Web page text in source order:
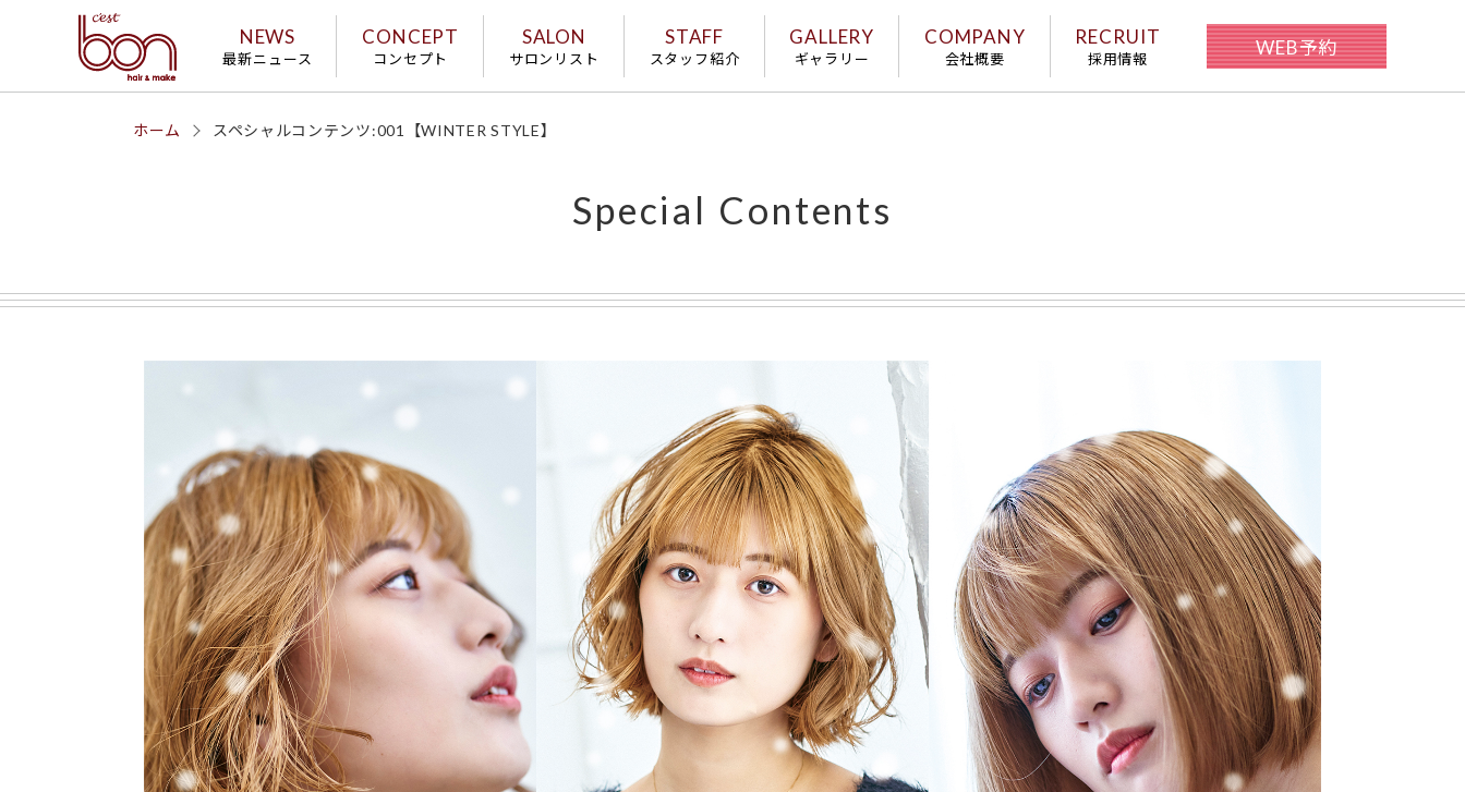
NEWS
最新ニュース
CONCEPT
コンセプト
SALON
サロンリスト
STAFF
スタッフ紹介
GALLERY
ギャラリー
COMPANY
会社概要
RECRUIT
採用情報 WEB予約
ホーム スペシャルコンテンツ:001【WINTER STYLE】
Special Contents